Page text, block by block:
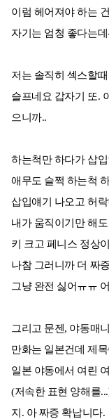
이럼 헤어져야 하는
자기는 엄청 좋다는데
저는 솔직히 섹스할
슬프네요 갑자기 또.
으니까..
하는척만 하다가 삽
애무도 슬쩍 하는척
삽입얘기 나오고 허
내가 움직이기만 해
키 크고 페니스 정상
나참 그러니까 더 짜
그냥 완전 싫어ㅠㅠ
그리고 문젠, 야동매
만화는 일본건데 제
일본 야동에서 여린
(저속한 표현 양해를
지. 아 짜증 확납니다.